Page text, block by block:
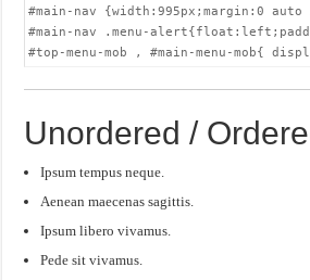
#main-nav {width:995px;margin:0
#main-nav .menu-
#top-menu-mob , #main-menu-mob{
Unordered /
Ipsum tempus neque.
Aenean maecenas sagittis.
Ipsum libero vivamus.
Pede sit vivamus.